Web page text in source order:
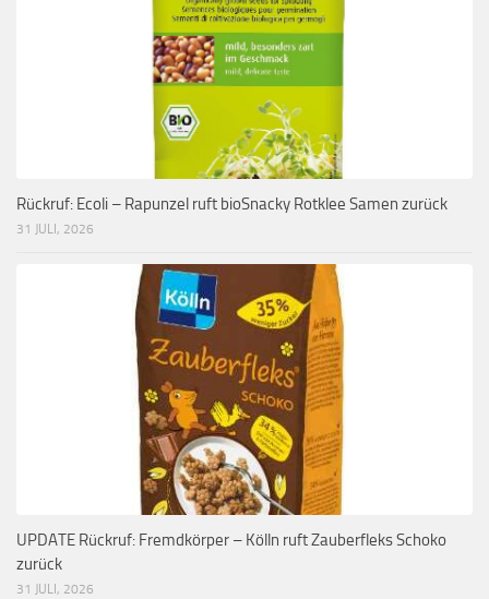
Rückruf: Ecoli – Rapunzel ruft bioSnacky Rotklee Samen zurück
31 JULI, 2026
UPDATE Rückruf: Fremdkörper – Kölln ruft Zauberfleks Schoko
zurück
31 JULI, 2026